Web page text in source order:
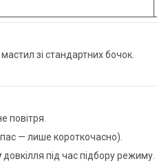
зі стандартних бочок.
повітря.
— лише короткочасно).
довкілля під час підбору режиму.